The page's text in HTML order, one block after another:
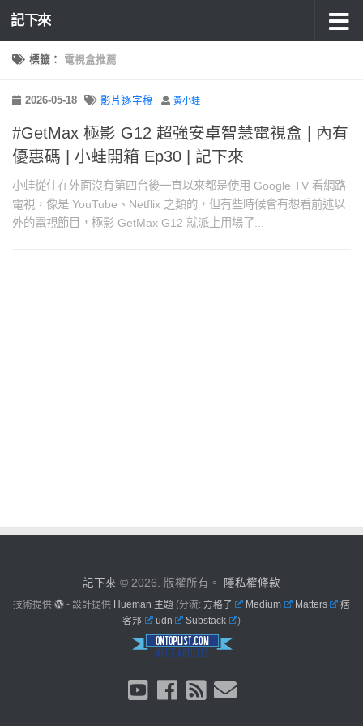
記下來
標籤： 電視盒推薦
2026-05-18 影片逐字稿 黃小蛙
#GetMax 極影 G12 超強安卓智慧電視盒 | 內有
優惠碼 | 小蛙開箱 Ep30 | 記下來
小蛙從住在外面沒有第四台後一直以來都是使用 Google TV 看網路
電視，像是 YouTube、Netflix 之類的，但有些時候會有想看前述以
外的電視節目，極影 GetMax G12 就派上用場了...
記下來 © 2026. 版權所有。 隱私權條款
技術提供 - 設計提供 Hueman 主題 (分流: 方格子 Medium Matters
痞
客邦
udn Substack )